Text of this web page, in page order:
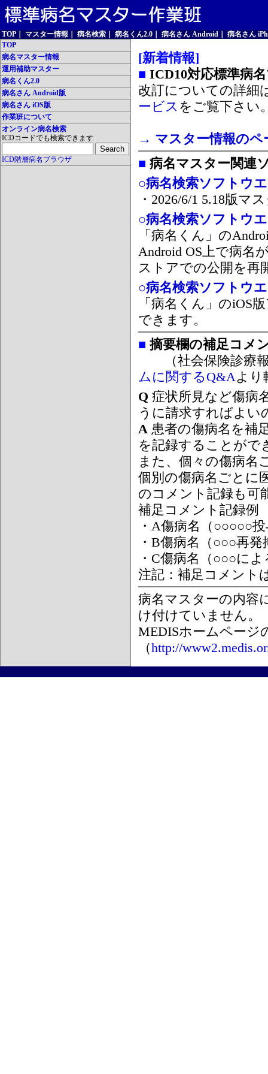
TOP マスター情報 病名検索 病名くん2.0 病名さん Android
病名さん
TOP
病名マスター情報
運用補助マスター
病名くん2.0
病名さん Android版
病名さん iOS版
作業班について
オンライン病名検索
ICDコードでも検索できます
ICD階層病名ブラウザ
[新着情報]
■ ICD10対応標準病
改訂についての詳細
ービス をご覧下さい
→ マスター情報のペ
■ 病名マスター関連
○病名検索ソフトウ
・2026/6/1 5.18版マ
○病名検索ソフトウ
「病名くん」の
Android OS上で病名
ストアでの公開を再
○病名検索ソフトウ
「病名くん」のiOS
できます。
■ 摘要欄の補足コメ
（社会保険診療報
ムに関するQ&Aより
Q 症状所見など傷病
うに請求すればよい
A 患者の傷病名を補
を記録することがで
また、個々の傷病名
個別の傷病名ごとに
のコメント記録も可
補足コメント記録例
・A傷病名（○○○○○
・B傷病名（○○○再
・C傷病名（○○○に
注記：補足コメント
病名マスターの内容
け付けていません。
MEDISホームページ
（http://